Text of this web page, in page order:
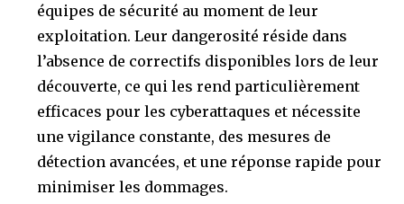
équipes de sécurité au moment de leur
exploitation. Leur dangerosité réside dans
l’absence de correctifs disponibles lors de leur
découverte, ce qui les rend particulièrement
efficaces pour les cyberattaques et nécessite
une vigilance constante, des mesures de
détection avancées, et une réponse rapide pour
minimiser les dommages.